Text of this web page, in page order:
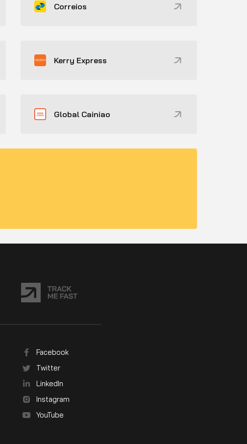
Correios
Kerry Express
Global Cainiao
Facebook
Twitter
LinkedIn
Instagram
YouTube